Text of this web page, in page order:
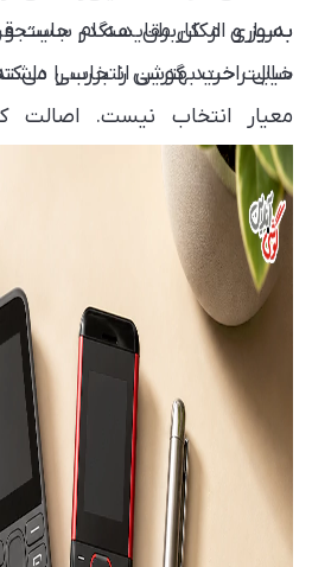
به‌روز و امکان مقایسه در سایت
خیال راحت بهترین انتخاب را
بسیاری از کاربران هنگام جستجو
سایت خرید گوشی را بررسی
معیار انتخاب نیست. اصالت
دستگاه و خدمات پس از فروش
باید در کنار قیمت مناسب در نظر